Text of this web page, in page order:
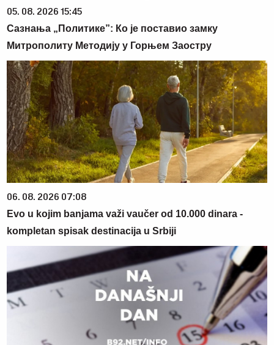
05. 08. 2026 15:45
Сазнања „Политике”: Ко је поставио замку
Митрополиту Методију у Горњем Заостру
06. 08. 2026 07:08
Evo u kojim banjama važi vaučer od 10.000 dinara -
kompletan spisak destinacija u Srbiji